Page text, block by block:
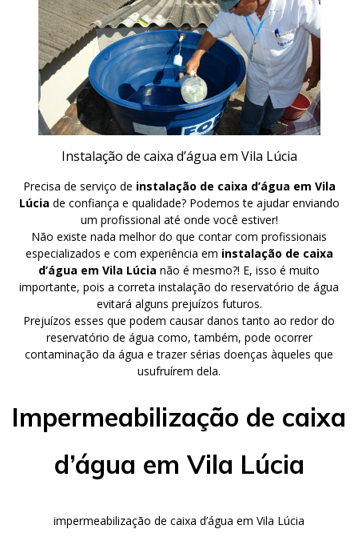
Instalação de caixa d’água em Vila Lúcia
Precisa de serviço de instalação de caixa d’água em Vila
Lúcia de confiança e qualidade? Podemos te ajudar enviando
um profissional até onde você estiver!
Não existe nada melhor do que contar com profissionais
especializados e com experiência em instalação de caixa
d’água em Vila Lúcia não é mesmo?! E, isso é muito
importante, pois a correta instalação do reservatório de água
evitará alguns prejuízos futuros.
Prejuízos esses que podem causar danos tanto ao redor do
reservatório de água como, também, pode ocorrer
contaminação da água e trazer sérias doenças àqueles que
usufruírem dela.
Impermeabilização de caixa
d’água em Vila Lúcia
impermeabilização de caixa d’água em Vila Lúcia